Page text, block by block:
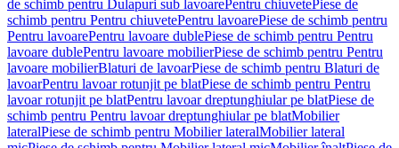
de schimb pentru Dulapuri sub lavoarePentru chiuvetePiese de
schimb pentru Pentru chiuvetePentru lavoarePiese de schimb pentru
Pentru lavoarePentru lavoare dublePiese de schimb pentru Pentru
lavoare dublePentru lavoare mobilierPiese de schimb pentru Pentru
lavoare mobilierBlaturi de lavoarPiese de schimb pentru Blaturi de
lavoarPentru lavoar rotunjit pe blatPiese de schimb pentru Pentru
lavoar rotunjit pe blatPentru lavoar dreptunghiular pe blatPiese de
schimb pentru Pentru lavoar dreptunghiular pe blatMobilier
lateralPiese de schimb pentru Mobilier lateralMobilier lateral